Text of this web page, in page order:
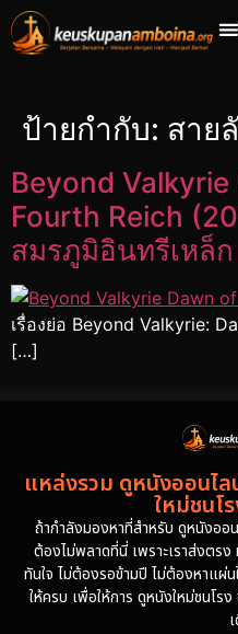
ป้ายกำกับ: สาย
Beyond
Fourth Reich
สมรภูมิอินทรีเหล็ก
เรื่องย่อ Beyond Valkyrie:
[…]
แหล่งรวม ดูหนังออนไ
ใหม่ชนโ
ถ้ากำลังมองหาที่สำหรับ ดูหนังออ
ต้องไม่พลาดที่นี่ เพราะเราส่งตร
ทันใจ ไม่ต้องรอข้ามปี ไม่ต้องหาแผ่
ให้ครบ เพื่อให้การ ดูหนังใหม่ชนโ